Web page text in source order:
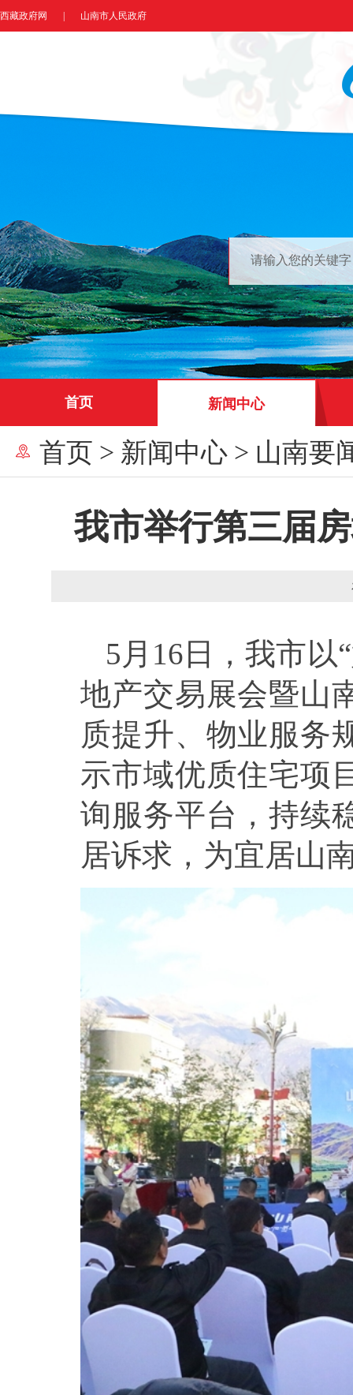
西藏政府网 山南市人民政府
首页 新闻中心
首页 > 新闻中心 > 山南要
我市举行第三届
5月16日，我市以
地产交易展会暨山
质提升、物业服务
示市域优质住宅项
询服务平台，持续
居诉求，为宜居山